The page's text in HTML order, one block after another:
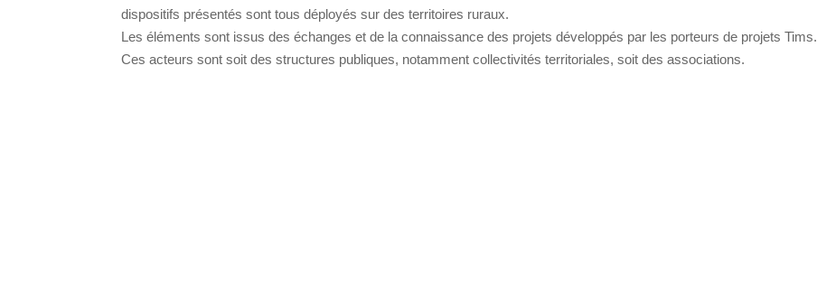
dispositifs présentés sont tous déployés sur des territoires ruraux.
Les éléments sont issus des échanges et de la connaissance des projets développés par les porteurs de projets Tims.
Ces acteurs sont soit des structures publiques, notamment collectivités territoriales, soit des associations.